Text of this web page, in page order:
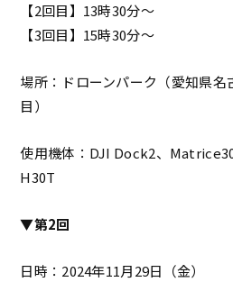
【2回目】13時30分～
【3回目】15時30分～
場所：ドローンパーク（愛知県名
目）
使用機体：DJI Dock2、
H30T
▼第2回
日時：2024年11月29日（金）